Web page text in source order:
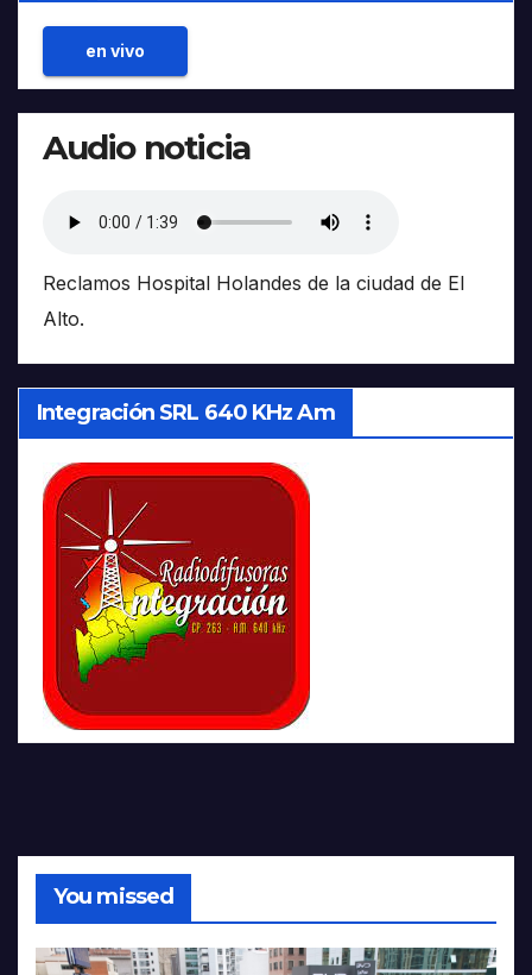
en vivo
Audio noticia
Reclamos Hospital Holandes de la ciudad de El
Alto.
Integración SRL 640 KHz Am
You missed